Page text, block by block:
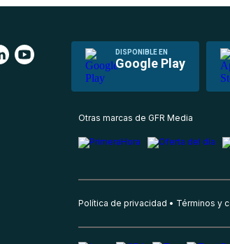
DISPONIBLE EN
Google Play
Otras marcas de GFR Media
Política de privacidad Términos y